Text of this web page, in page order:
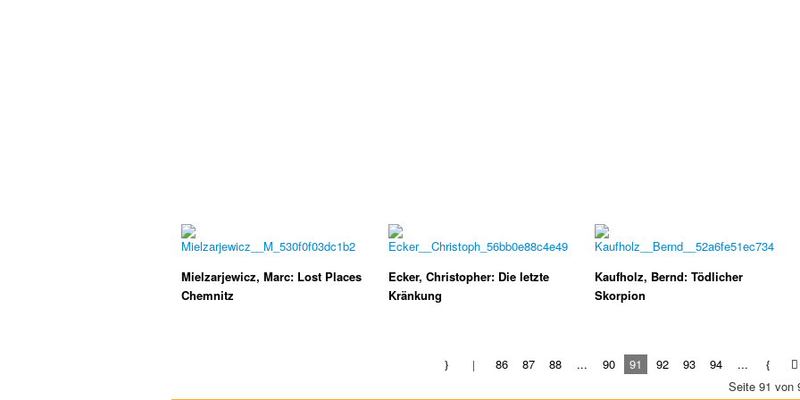
Mielzarjewicz, Marc: Lost Places
Chemnitz
Ecker, Christopher: Die letzte
Kränkung
Kaufholz, Bernd: Tödlicher
Skorpion
86 87 88 ... 90 91 92 93 94
...
Seite 91 von